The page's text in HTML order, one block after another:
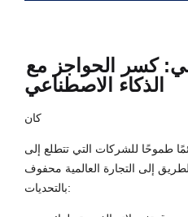
كسر الحواجز مع
الذكاء الاصطناعي
كان
طموحًا للشركات التي تتطلع إلى
إلى التجارة العالمية محفوف
بالتحديات: